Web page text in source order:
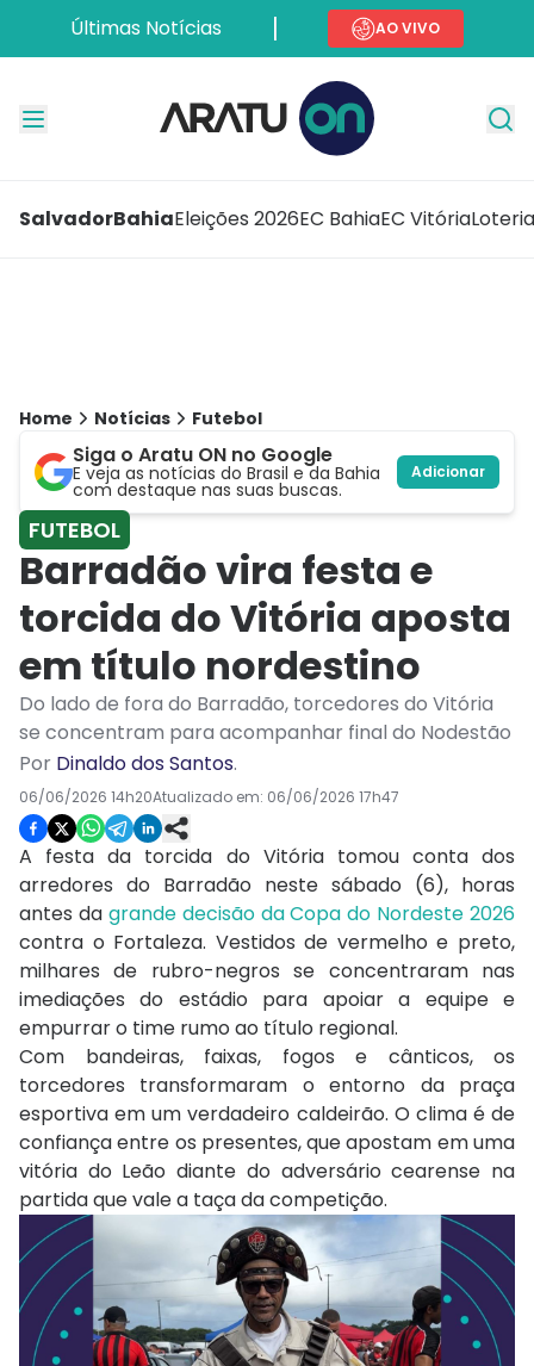
Últimas Notícias AO VIVO
SalvadorBahiaEleições 2026EC BahiaEC Vitória
Home Notícias Futebol
Siga o Aratu ON no Google
E veja as notícias do Brasil e da Bahia
com destaque nas suas buscas.
Adicionar
FUTEBOL
Barradão vira festa e
torcida do Vitória aposta
em título nordestino
Do lado de fora do Barradão, torcedores do Vitória
se concentram para acompanhar final do Nodestão
Por Dinaldo dos Santos.
06/06/2026 14h20Atualizado em: 06/06/2026 17h47
A festa da torcida do Vitória tomou conta dos
arredores do Barradão neste sábado (6), horas
antes da grande decisão da Copa do Nordeste 2026
contra o Fortaleza. Vestidos de vermelho e preto,
milhares de rubro-negros se concentraram nas
imediações do estádio para apoiar a equipe e
empurrar o time rumo ao título regional.
Com bandeiras, faixas, fogos e cânticos, os
torcedores transformaram o entorno da praça
esportiva em um verdadeiro caldeirão. O clima é de
confiança entre os presentes, que apostam em uma
vitória do Leão diante do adversário cearense na
partida que vale a taça da competição.